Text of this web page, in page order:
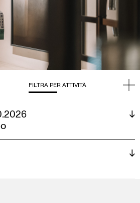
FILTRA PER ATTIVITÀ
INCONTRI
↓
↓